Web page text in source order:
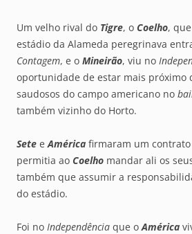
Um velho rival do Tigre, o Coelho,
estádio da Alameda peregrinava
Contagem, e o Mineirão, viu no
oportunidade de estar mais próximo
saudosos do campo americano no
também vizinho do Horto.
Sete e América firmaram um
permitia ao Coelho mandar ali os
também que assumir a
do estádio.
Foi no Independência que o América